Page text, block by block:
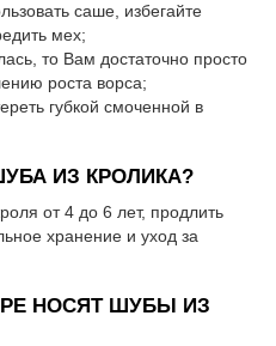
саше, избегайте
мех;
то Вам достаточно просто
роста ворса;
губкой смоченной в
ИЗ КРОЛИКА?
от 4 до 6 лет, продлить
хранение и уход за
НОСЯТ ШУБЫ ИЗ